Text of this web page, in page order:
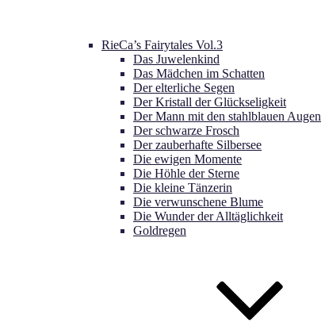
RieCa’s Fairytales Vol.3
Das Juwelenkind
Das Mädchen im Schatten
Der elterliche Segen
Der Kristall der Glückseligkeit
Der Mann mit den stahlblauen Augen
Der schwarze Frosch
Der zauberhafte Silbersee
Die ewigen Momente
Die Höhle der Sterne
Die kleine Tänzerin
Die verwunschene Blume
Die Wunder der Alltäglichkeit
Goldregen